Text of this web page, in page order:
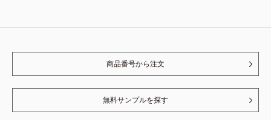
商品番号から注文
無料サンプルを探す